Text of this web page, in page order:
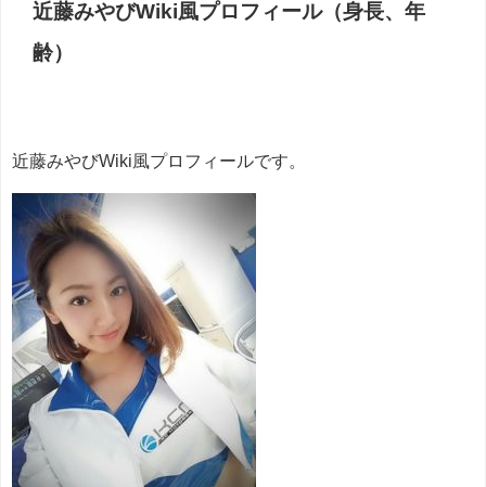
近藤みやびWiki風プロフィール（身長、年
齢）
近藤みやびWiki風プロフィールです。